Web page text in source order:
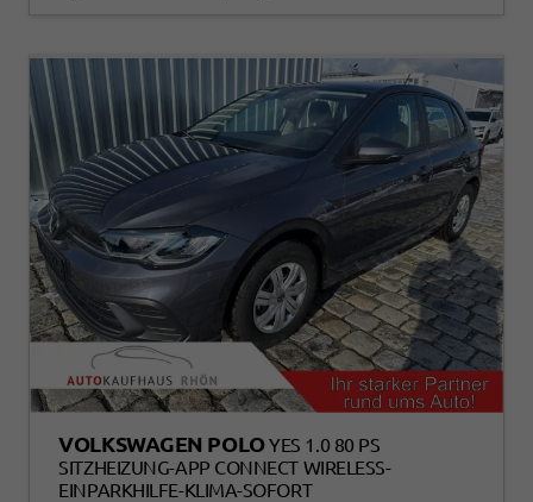
VOLKSWAGEN POLOYES 1.0 80 PS
SITZHEIZUNG-APP CONNECT WIRELESS-
EINPARKHILFE-KLIMA-SOFORT